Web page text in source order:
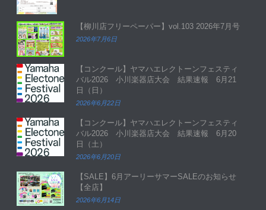
【柳川店フリーペーパー】vol.103 2026年7月号
2026年7月6日
【コンクール】ヤマハエレクトーンフェスティ
バル2026 小川楽器店大会 結果速報 6月21
日（日）
2026年6月22日
【コンクール】ヤマハエレクトーンフェスティ
バル2026 小川楽器店大会 結果速報 6月20
日（土）
2026年6月20日
【SALE】6月アーリーサマーSALEのお知らせ
【全店】
2026年6月14日